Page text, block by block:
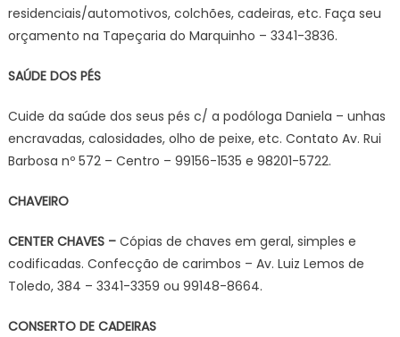
residenciais/automotivos, colchões, cadeiras, etc. Faça seu
orçamento na Tapeçaria do Marquinho – 3341-3836.
SAÚDE DOS PÉS
Cuide da saúde dos seus pés c/ a podóloga Daniela – unhas
encravadas, calosidades, olho de peixe, etc. Contato Av. Rui
Barbosa nº 572 – Centro – 99156-1535 e 98201-5722.
CHAVEIRO
CENTER CHAVES –Cópias de chaves em geral, simples e
codificadas. Confecção de carimbos – Av. Luiz Lemos de
Toledo, 384 – 3341-3359 ou 99148-8664.
CONSERTO DE CADEIRAS